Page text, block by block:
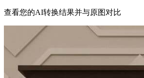
查看您的AI转换结果并与原图对比